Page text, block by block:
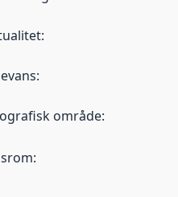
:
:
område:
: